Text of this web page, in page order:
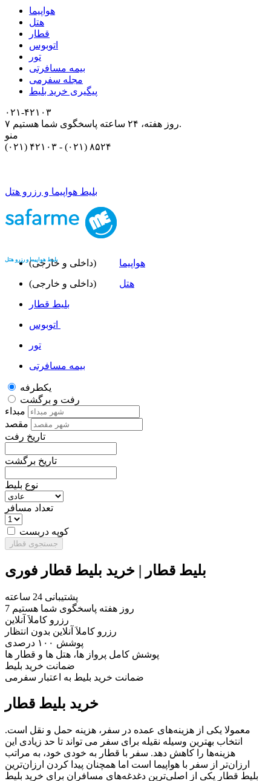
هواپیما
هتل
قطار
اتوبوس
تور
بیمه مسافرتی
مجله سفرمی
پیگیری خرید بلیط
۰۲۱-۴٢١٠٣
۷ روز هفته، ۲۴ ساعته پاسخگوی شما هستیم.
منو
- (۰۲۱) ۸۵۲۴
بلیط هواپیما و رزرو هتل
بلیط هواپیما و رزرو هتل هواپیما
(داخلی و خارجی)
هتل
(داخلی و خارجی)
بلیط قطار
تور
بیمه مسافرتی
یکطرفه
رفت و برگشت
مبداء
مقصد
تاریخ رفت
تاریخ برگشت
نوع بلیط
تعداد مسافر
کوپه دربست
جستجوی قطار
بلیط قطار | خرید بلیط قطار فوری
پشتیبانی 24 ساعته
7 روز هفته پاسخگوی شما هستیم
رزرو کاملاَ آنلاین
رزرو کاملاَ آنلاین بدون انتظار
پوشش ۱۰۰ درصدی
پوشش کامل پرواز ها، هتل ها و قطار ها
ضمانت خرید بلیط
ضمانت خرید بلیط به اعتبار سفرمی
خرید بلیط قطار
معمولا یکی از هزینه‌های عمده در سفر، هزینه حمل و نقل است.
انتخاب بهترین وسیله نقیله برای سفر می تواند تا حد زیادی این
هزینه‌ها را کاهش دهد. سفر با قطار به خودی خود، به مراتب
ارزان‌‌تر از سفر با هواپیما است اما همچنان پیدا کردن ارزان‌‌ترین
بلیط قطار یکی از اصلی‌‌ترین دغدغه‌های مسافران برای خرید بلیط